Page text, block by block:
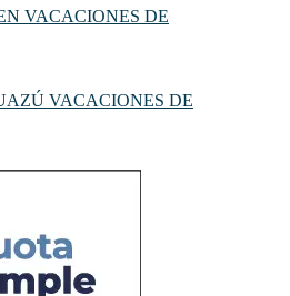
VACACIONES DE
VACACIONES DE